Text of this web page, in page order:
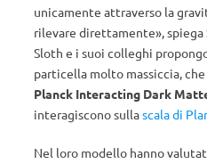
unicamente attraverso la
rilevare direttamente»,
Sloth e i suoi colleghi
particella molto massiccia,
Planck Interacting Dark
interagiscono sullascala di
Nel loro modello hanno